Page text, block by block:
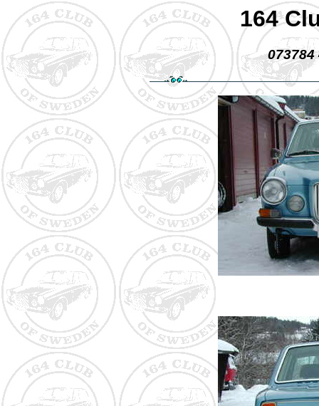
164
073784